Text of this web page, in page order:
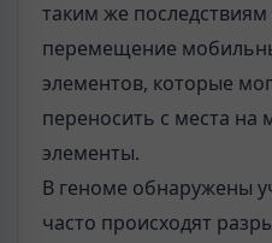
таким же
перемещение
элементов, которые
переносить с места на
элементы.
В геноме обнаружены
часто происходят